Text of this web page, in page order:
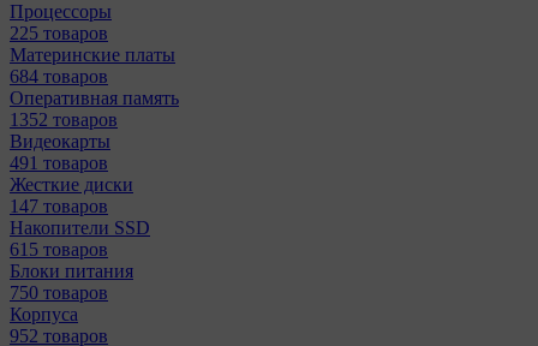
Процессоры
225 товаров
Материнcкие платы
684 товаров
Оперативная память
1352 товаров
Видеокарты
491 товаров
Жесткие диски
147 товаров
Накопители SSD
615 товаров
Блоки питания
750 товаров
Корпуса
952 товаров